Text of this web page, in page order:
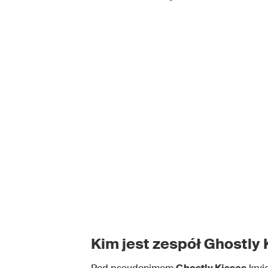
Kim jest zespółGhostly